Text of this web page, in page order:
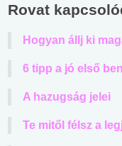
Rovat
Hogyan állj ki
6 tipp a jó első
A hazugság jelei
Te mitől félsz a